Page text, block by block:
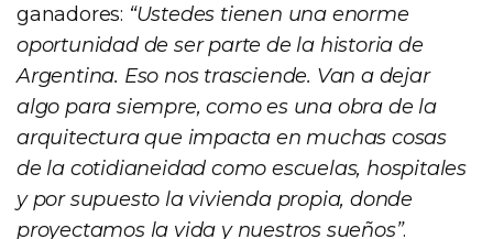
ganadores: “Ustedes tienen una enorme
oportunidad de ser parte de la historia de
Argentina. Eso nos trasciende. Van a dejar
algo para siempre, como es una obra de la
arquitectura que impacta en muchas cosas
de la cotidianeidad como escuelas, hospitales
y por supuesto la vivienda propia, donde
proyectamos la vida y nuestros sueños”.